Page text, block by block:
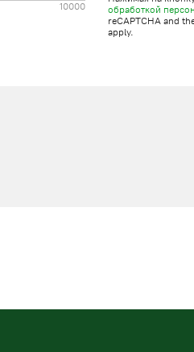
10000
обработкой
reCAPTCHA and
apply.